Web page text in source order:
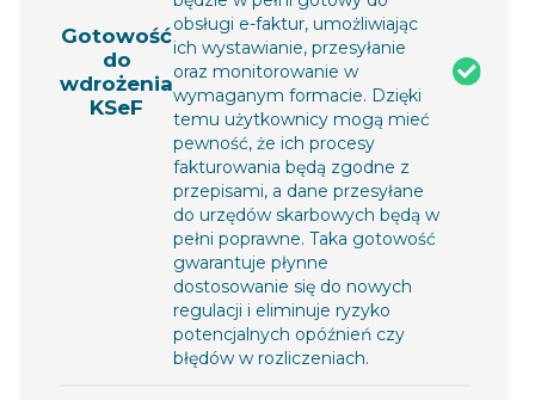
Gotowość
do
wdrożenia
KSeF
obsługi e-faktur, umożliwiając
ich wystawianie, przesyłanie
oraz monitorowanie w
wymaganym formacie. Dzięki
temu użytkownicy mogą mieć
pewność, że ich procesy
fakturowania będą zgodne z
przepisami, a dane przesyłane
do urzędów skarbowych będą w
pełni poprawne. Taka gotowość
gwarantuje płynne
dostosowanie się do nowych
regulacji i eliminuje ryzyko
potencjalnych opóźnień czy
błędów w rozliczeniach.